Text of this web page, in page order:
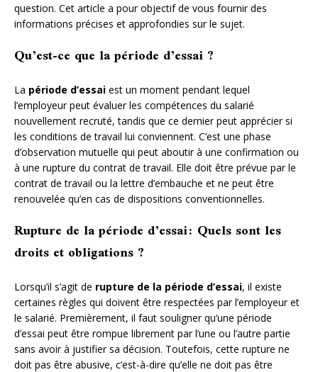
question. Cet article a pour objectif de vous fournir des
informations précises et approfondies sur le sujet.
Qu’est-ce que la période d’essai ?
La période d’essai est un moment pendant lequel
l’employeur peut évaluer les compétences du salarié
nouvellement recruté, tandis que ce dernier peut apprécier si
les conditions de travail lui conviennent. C’est une phase
d’observation mutuelle qui peut aboutir à une confirmation ou
à une rupture du contrat de travail. Elle doit être prévue par le
contrat de travail ou la lettre d’embauche et ne peut être
renouvelée qu’en cas de dispositions conventionnelles.
Rupture de la période d’essai: Quels sont les
droits et obligations ?
Lorsqu’il s’agit de rupture de la période d’essai, il existe
certaines règles qui doivent être respectées par l’employeur et
le salarié. Premièrement, il faut souligner qu’une période
d’essai peut être rompue librement par l’une ou l’autre partie
sans avoir à justifier sa décision. Toutefois, cette rupture ne
doit pas être abusive, c’est-à-dire qu’elle ne doit pas être